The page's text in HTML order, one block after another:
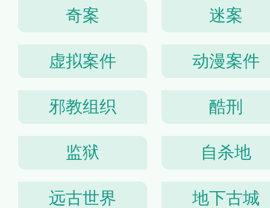
奇案 迷案
虚拟案件 动漫案件
邪教组织 酷刑
监狱 自杀地
远古世界 地下古城